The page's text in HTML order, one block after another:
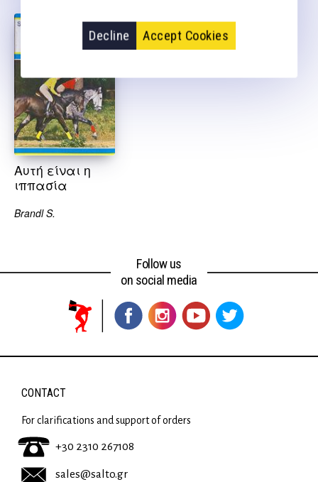
Decline Accept Cookies
Αυτή είναι η
ιππασία
Brandl S.
Follow us
on social media
CONTACT
For clarifications and support of orders
+30 2310 267108
sales@salto.gr